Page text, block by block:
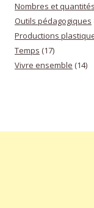
Nombres et quantités
Outils pédagogiques
Productions
Temps (17)
Vivre ensemble (14)